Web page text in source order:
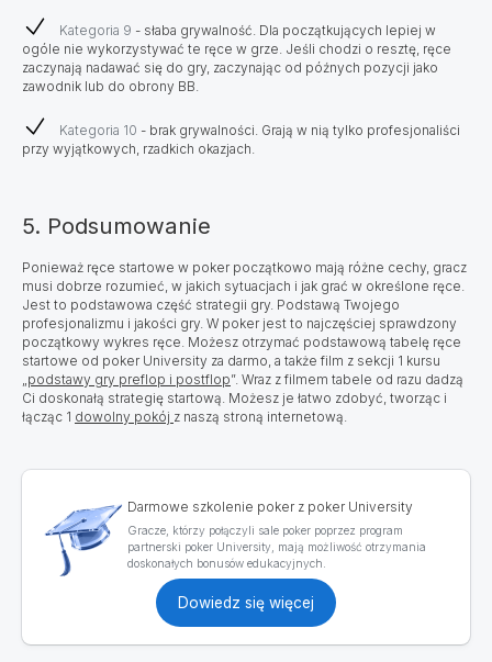
Kategoria 9 - słaba grywalność. Dla początkujących lepiej w
ogóle nie wykorzystywać te ręce w grze. Jeśli chodzi o resztę, ręce
zaczynają nadawać się do gry, zaczynając od późnych pozycji jako
zawodnik lub do obrony BB.
Kategoria 10 - brak grywalności. Grają w nią tylko profesjonaliści
przy wyjątkowych, rzadkich okazjach.
5. Podsumowanie
Ponieważ ręce startowe w poker początkowo mają różne cechy, gracz
musi dobrze rozumieć, w jakich sytuacjach i jak grać w określone ręce.
Jest to podstawowa część strategii gry. Podstawą Twojego
profesjonalizmu i jakości gry. W poker jest to najczęściej sprawdzony
początkowy wykres ręce. Możesz otrzymać podstawową tabelę ręce
startowe od poker University za darmo, a także film z sekcji 1 kursu
podstawy gry preflop i postflop”. Wraz z filmem tabele od razu dadzą
Ci doskonałą strategię startową. Możesz je łatwo zdobyć, tworząc i
łącząc 1 dowolny pokój z naszą stroną internetową.
Darmowe szkolenie poker z poker University
Gracze, którzy połączyli sale poker poprzez program
partnerski poker University, mają możliwość otrzymania
doskonałych bonusów edukacyjnych.
Dowiedz się więcej